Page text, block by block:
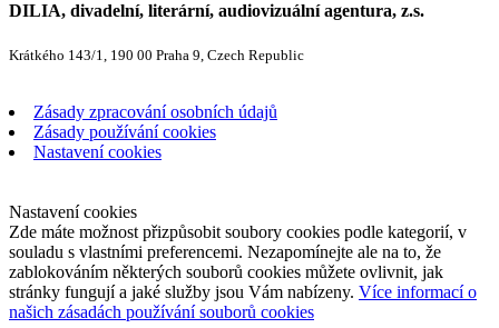
DILIA, divadelní, literární, audiovizuální agentura, z.s.
Krátkého 143/1, 190 00 Praha 9, Czech Republic
Zásady zpracování osobních údajů
Zásady používání cookies
Nastavení cookies
Nastavení cookies
Zde máte možnost přizpůsobit soubory cookies podle kategorií, v
souladu s vlastními preferencemi. Nezapomínejte ale na to, že
zablokováním některých souborů cookies můžete ovlivnit, jak
stránky fungují a jaké služby jsou Vám nabízeny. Více informací o
našich zásadách používání souborů cookies